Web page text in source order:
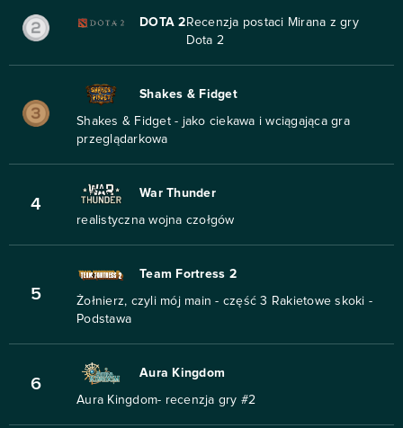
DOTA 2 Recenzja postaci Mirana z gry
Dota 2
Shakes & Fidget
Shakes & Fidget - jako ciekawa i wciągająca gra
przeglądarkowa
4
War Thunder
realistyczna wojna czołgów
5
Team Fortress 2
Żołnierz, czyli mój main - część 3 Rakietowe skoki -
Podstawa
6
Aura Kingdom
Aura Kingdom- recenzja gry #2